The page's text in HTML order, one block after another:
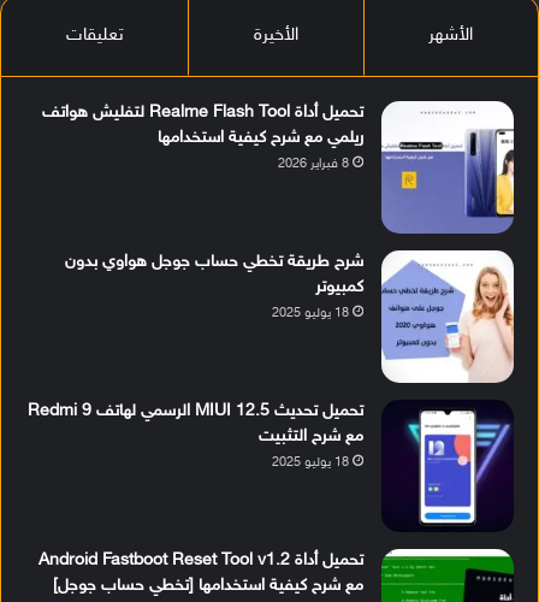
الأشهر الأخيرة تعليقات
تحميل أداة Realme Flash Tool لتفليش هواتف
ريلمي مع شرح كيفية استخدامها
8 فبراير 2026
شرح طريقة تخطي حساب جوجل هواوي بدون
كمبيوتر
18 يوليو 2025
تحميل تحديث MIUI 12.5 الرسمي لهاتف Redmi 9
مع شرح التثبيت
18 يوليو 2025
تحميل أداة Android Fastboot Reset Tool v1.2
مع شرح كيفية استخدامها [تخطي حساب جوجل]